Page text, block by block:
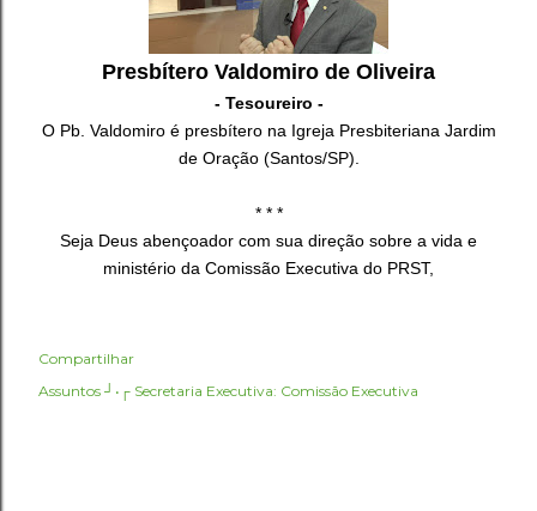
Presbítero Valdomiro de Oliveira
- Tesoureiro -
O Pb. Valdomiro é presbítero na Igreja Presbiteriana Jardim
de Oração (Santos/SP).
* * *
Seja Deus abençoador com sua direção sobre a vida e
ministério da Comissão Executiva do PRST,
Compartilhar
Assuntos ┘•┌ Secretaria Executiva: Comissão Executiva